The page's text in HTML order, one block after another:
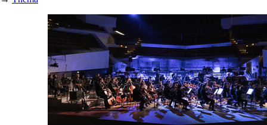
Boris Roessler/dpa
Regierungsprogramm
»Staat soll Aktienrenditen realisieren«
1 Leserbrief
SPD, Grüne und FDP setzen für wirtschaftspolitische Pläne
auf Finanzmärkte. Ein Gespräch mit Jens Südekum.
Simon Zeise